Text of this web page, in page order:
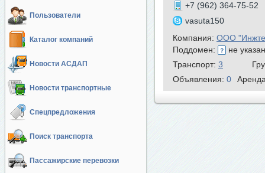
Пользователи
Каталог компаний
Новости АСДАП
Новости транспортные
Спецпредложения
Поиск транспорта
Пассажирские перевозки
+7 (962) 364-75-52
vasuta150
Компания: ООО
Поддомен:
не
Транспорт: 3
Объявления: 0